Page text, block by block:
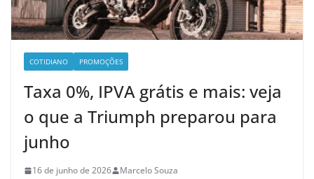
COTIDIANO PROMOÇÕES
Taxa 0%, IPVA grátis e mais: veja
o que a Triumph preparou para
junho
16 de junho de 2026 Marcelo Souza